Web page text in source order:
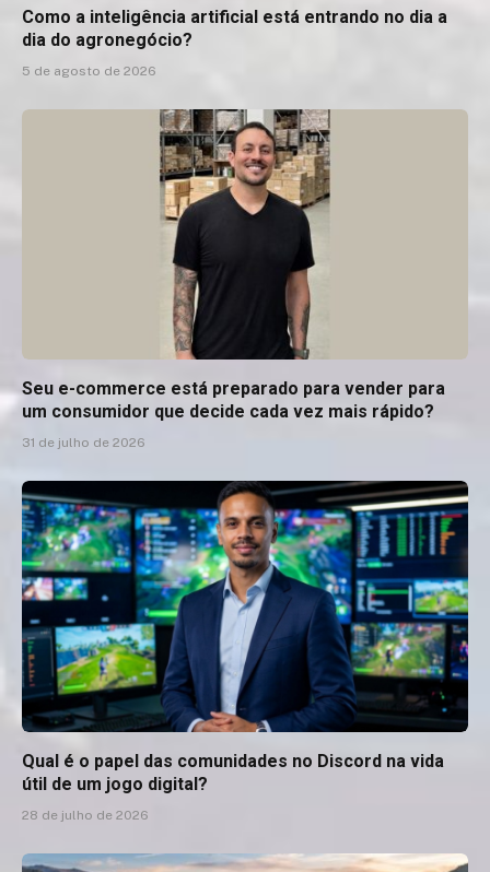
Como a inteligência artificial está entrando no dia a
dia do agronegócio?
5 de agosto de 2026
Seu e-commerce está preparado para vender para
um consumidor que decide cada vez mais rápido?
31 de julho de 2026
Qual é o papel das comunidades no Discord na vida
útil de um jogo digital?
28 de julho de 2026